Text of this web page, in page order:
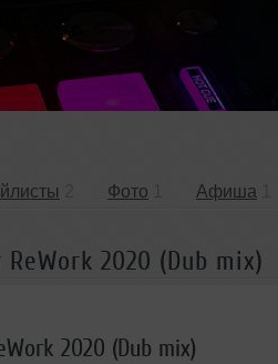
Фото Афиша
2020 (Dub mix)
2020 (Dub mix)